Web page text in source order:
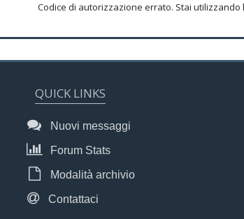
Codice di autorizzazione errato. Stai
QUICK LINKS
Nuovi messaggi
Forum Stats
Modalità archivio
Contattaci